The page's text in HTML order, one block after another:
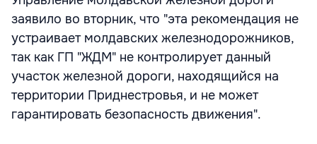
заявило во вторник, что "эта рекомендация не
устраивает молдавских железнодорожников,
так как ГП "ЖДМ" не контролирует данный
участок железной дороги, находящийся на
территории Приднестровья, и не может
гарантировать безопасность движения".